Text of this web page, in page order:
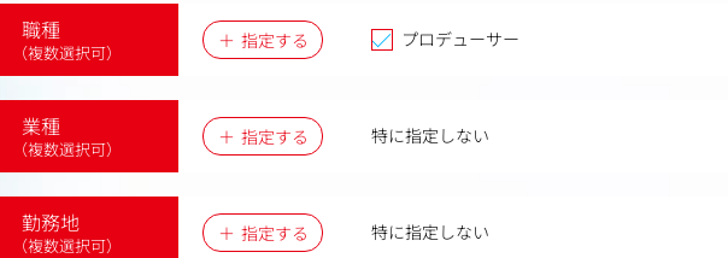
面接対策 年収アップ転職
職種
（複数選択可）
指定する プロデューサー
業種
（複数選択可）
指定する 特に指定しない
勤務地
（複数選択可）
指定する 特に指定しない